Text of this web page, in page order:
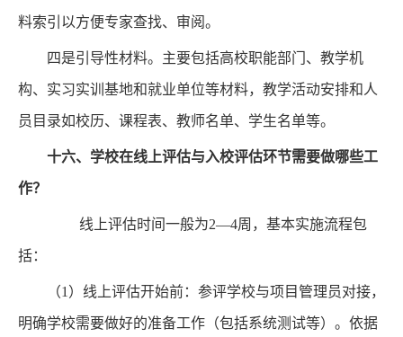
料索引以方便专家查找、审阅。
四是引导性材料。主要包括高校职能部门、教学机
构、实习实训基地和就业单位等材料，教学活动安排和人
员目录如校历、课程表、教师名单、学生名单等。
十六、 学校在线上评估与入校评估环节需要做哪些工
作？
线上评估时间一般为2—4周，基本实施流程包
括：
（1）线上评估开始前：参评学校与项目管理员对接，
明确学校需要做好的准备工作（包括系统测试等）。依据